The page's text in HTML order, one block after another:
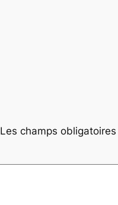
Les champs